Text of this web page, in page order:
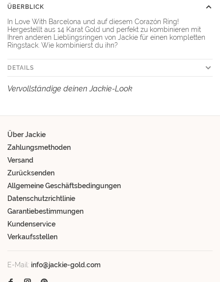
ÜBERBLICK
In Love With Barcelona und auf diesem Corazón Ring!
Hergestellt aus 14 Karat Gold und perfekt zu kombinieren mit
Ihren anderen Lieblingsringen von Jackie für einen kompletten
Ringstack. Wie kombinierst du ihn?
DETAILS
Vervollständige deinen Jackie-Look
Über Jackie
Zahlungsmethoden
Versand
Zurücksenden
Allgemeine Geschäftsbedingungen
Datenschutzrichtlinie
Garantiebestimmungen
Kundenservice
Verkaufsstellen
E-Mail: info@jackie-gold.com